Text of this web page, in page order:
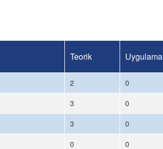
Teorik Uygulama
2 0
3 0
3 0
0 0